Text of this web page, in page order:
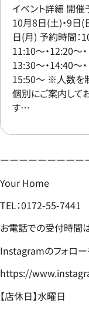
イベント詳細 開催
10月8日(土)・9日(
日(月) 予約時間：
11:10〜・12:20〜・
13:30〜・14:40〜・
15:50〜 ※人数を
個別にご案内して
す…
ーーーーーーーーー
Your Home
TEL：0172-55-7441
お電話での受付時間
Instagramのフォロー
https://
【店休日】水曜日